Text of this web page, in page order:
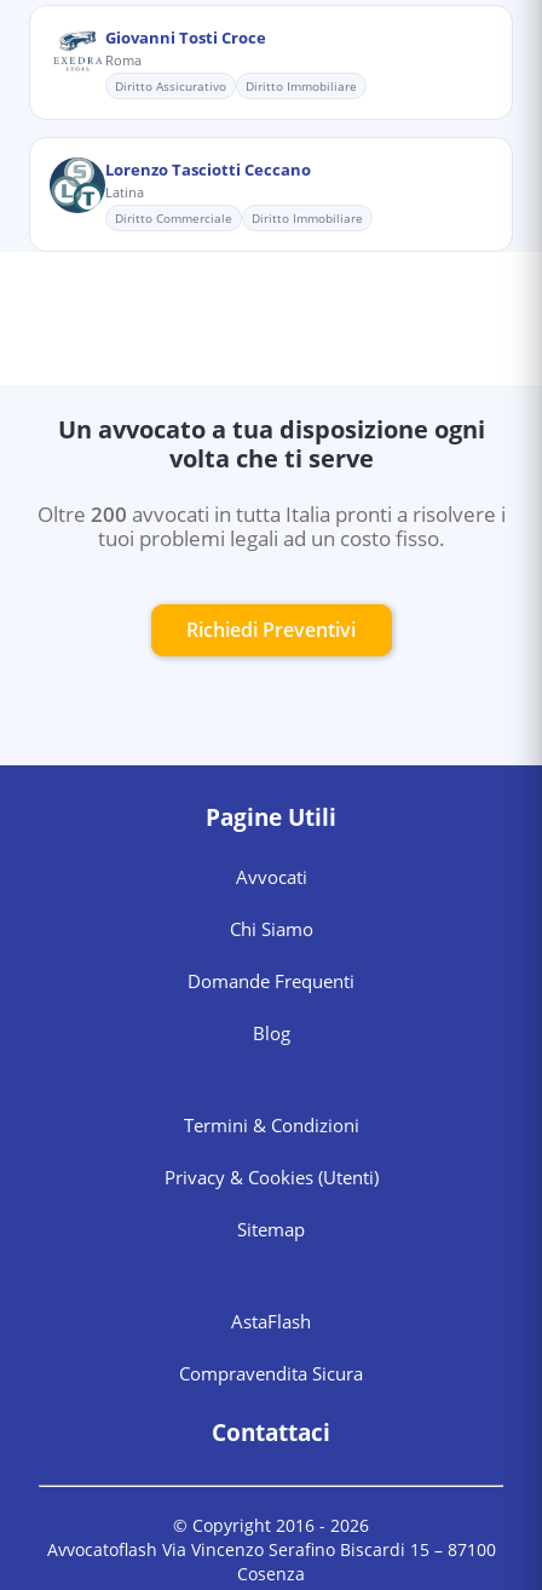
Giovanni Tosti Croce
Roma
Diritto Assicurativo Diritto Immobiliare
Lorenzo Tasciotti Ceccano
Latina
Diritto Commerciale Diritto Immobiliare
Un avvocato a tua disposizione ogni
volta che ti serve
Oltre 200 avvocati in tutta Italia pronti a risolvere i
tuoi problemi legali ad un costo fisso.
Richiedi Preventivi
Pagine Utili
Avvocati
Chi Siamo
Domande Frequenti
Blog
Termini & Condizioni
Privacy & Cookies (Utenti)
Sitemap
AstaFlash
Compravendita Sicura
Contattaci
© Copyright 2016 - 2026
Avvocatoflash Via Vincenzo Serafino Biscardi 15 – 87100
Cosenza